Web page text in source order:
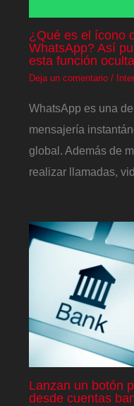
¿Qué es el ícono
WhatsApp? Así
esta función oculta
Deja un comentario /
WhatsApp es una
mensajería
global. Además de
realizar llamadas,
Lanzan un botón
desde cuentas